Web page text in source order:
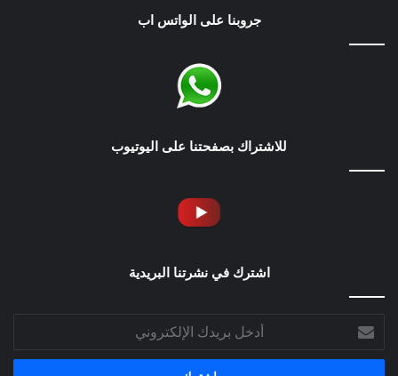
جروبنا على الواتس اب
للاشتراك بصفحتنا على اليوتيوب
اشترك في نشرتنا البريدية
أدخل
بريدك
الإلكتروني